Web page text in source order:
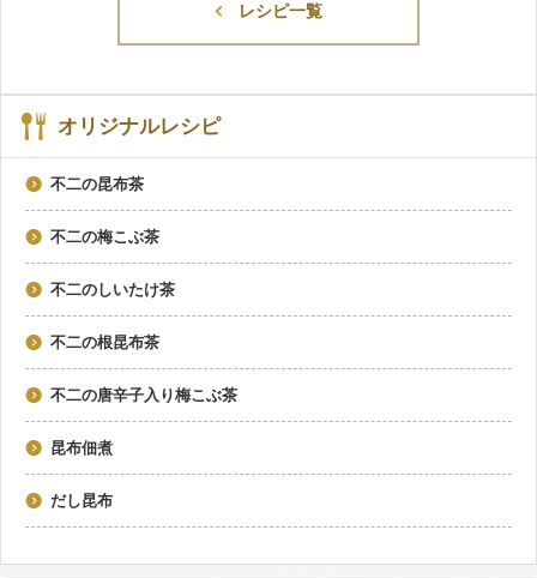
レシピ一覧
オリジナルレシピ
不二の昆布茶
不二の梅こぶ茶
不二のしいたけ茶
不二の根昆布茶
不二の唐辛子入り梅こぶ茶
昆布佃煮
だし昆布